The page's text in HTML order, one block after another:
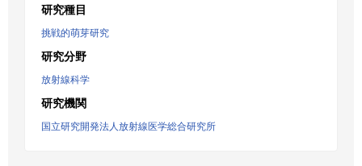
研究種目
挑戦的萌芽研究
研究分野
放射線科学
研究機関
国立研究開発法人放射線医学総合研究所